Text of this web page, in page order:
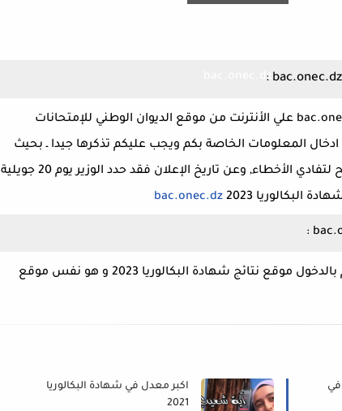
bac.onec.dz
سوف تعلن نتائج شهادة البكالوريا 2023 bac.onec.dz علي الأنترنت من موقع الديوان الوطني للإمتحانات
المعلومات الخاصة بكم ويجب عليكم تذكرها جيدا ـ بحيث
يجب ان تكون معلوماتكم مكتوبة بشكل صحيح لتفادي الأخطاء, وعن تاريخ الإعلان فقد حدد الوزير يوم 20 جويلية
bac.onec.dz
يقوم المترشحون الراغبون في معرفة معدلهم بالدخول موقع نتائج شهادة البكالوريا 2023 و هو نفس موقع
في
اكبر معدل في شهادة البكالوريا
2021